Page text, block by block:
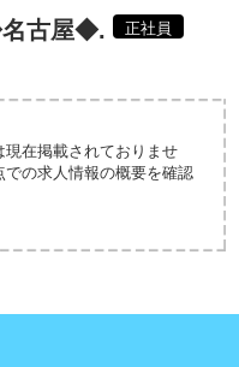
名古屋◆. 正社員
在掲載されておりませ
の求人情報の概要を確認